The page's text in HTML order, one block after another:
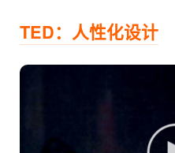
TED：人性化设计